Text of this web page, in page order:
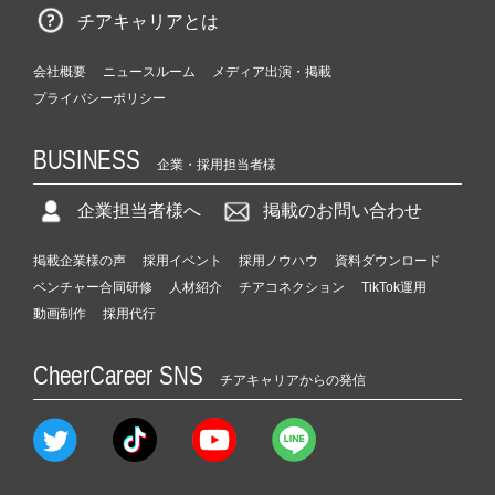
チアキャリアとは
会社概要 ニュースルーム
メディア出演・掲載
プライバシーポリシー
BUSINESS 企業・採用担当者様
企業担当者様へ 掲載のお問い合わせ
掲載企業様の声 採用イベント 採用ノウハウ
資料ダウンロード
ベンチャー合同研修
人材紹介 チアコネクション
TikTok運用
動画制作
採用代行
CheerCareer SNS チアキャリアからの発信